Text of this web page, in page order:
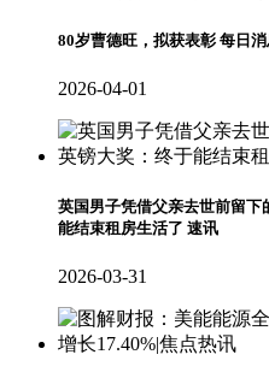
80岁曹德旺，拟获表彰 每日消
2026-04-01
英国男子凭借父亲去世前留
能结束租房生活了 速讯
2026-03-31